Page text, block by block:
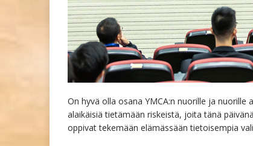
On hyvä olla osana YMCA:n nuorille ja
alaikäisiä tietämään riskeistä, joita tänä
oppivat tekemään elämässään tietoisempia